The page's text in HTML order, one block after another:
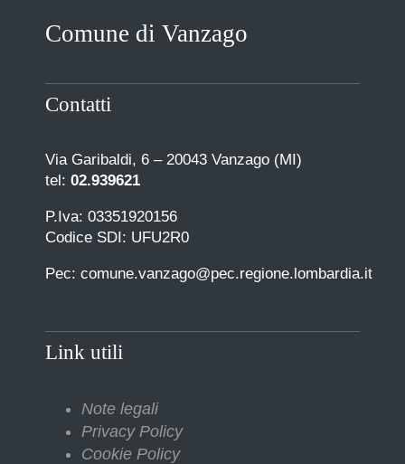
Comune di Vanzago
Contatti
Via Garibaldi, 6 – 20043 Vanzago (MI)
tel: 02.939621
P.Iva: 03351920156
Codice SDI: UFU2R0
Pec: comune.vanzago@pec.regione.lombardia.it
Link utili
Note legali
Privacy Policy
Cookie Policy